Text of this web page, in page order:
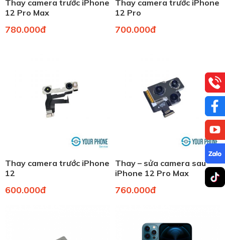
Thay camera trước iPhone
12 Pro Max
780.000đ
Thay camera trước iPhone
12 Pro
700.000đ
Thay camera trước iPhone
12
600.000đ
Thay – sửa camera sau
iPhone 12 Pro Max
760.000đ